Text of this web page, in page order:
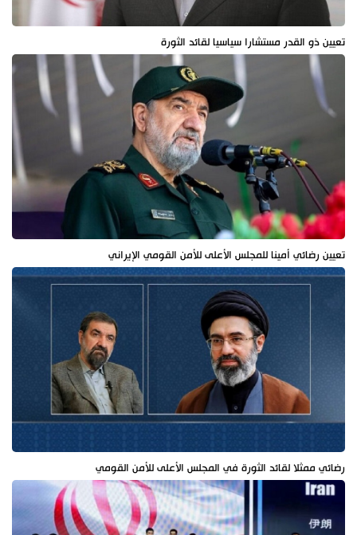
تعيين ذو القدر مستشارا سياسيا لقائد الثورة
تعيين رضائي أمينا للمجلس الأعلى للأمن القومي الإيراني
رضائي ممثلا لقائد الثورة في المجلس الأعلى للأمن القومي